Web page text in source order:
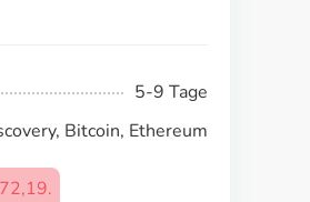
5-9 Tage
Bitcoin, Ethereum